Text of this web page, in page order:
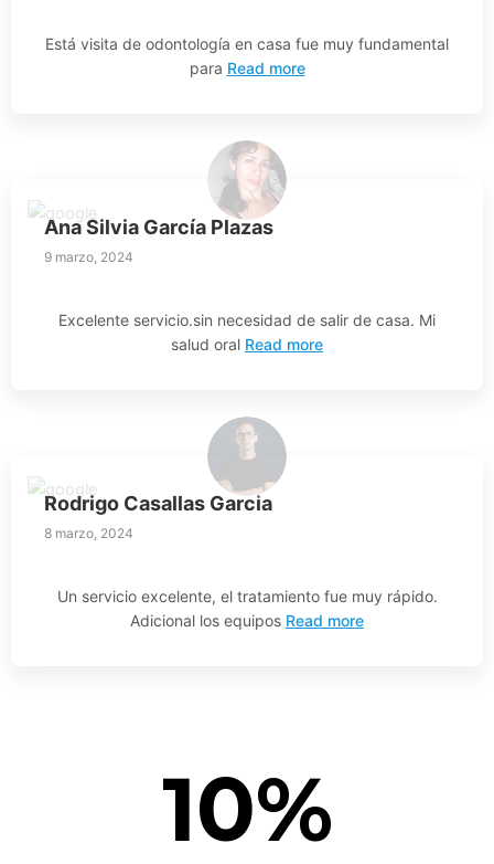
Está visita de odontología en casa fue muy fundamental
para Read more
Ana Silvia García Plazas
9 marzo, 2024
Excelente servicio.sin necesidad de salir de casa. Mi
salud oral Read more
Rodrigo Casallas Garcia
8 marzo, 2024
Un servicio excelente, el tratamiento fue muy rápido.
Adicional los equipos Read more
10%